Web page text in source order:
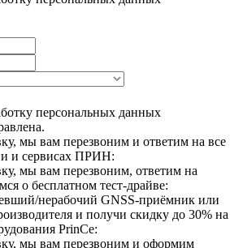
персональных данных
мы вам перезвоним и ответим на все
и сервисах ПРИН:
мы вам перезвоним, ответим на
о бесплатном тест-драйве:
нерабочий GNSS-приёмник или
и получи скидку до 30% на
PrinCe:
мы вам перезвоним и оформим